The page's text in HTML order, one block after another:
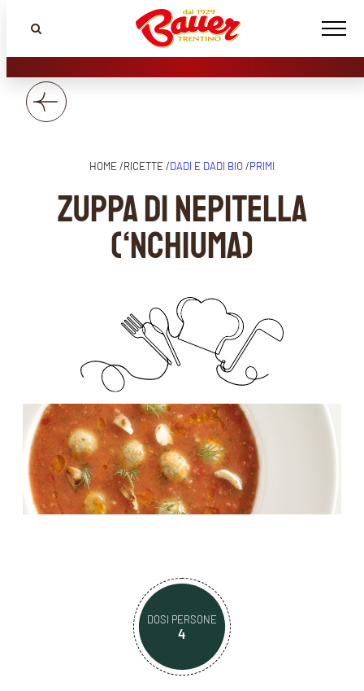
HOME /RICETTE /DADI E DADI BIO/PRIMI
Zuppa di Nepitella
(‘Nchiuma)
DOSI PERSONE
4